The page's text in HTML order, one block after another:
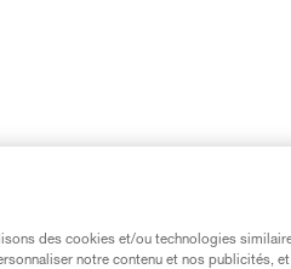
indépendants. Ces
traction) ou
des cookies et/ou technologies
notre contenu et nos publicités,